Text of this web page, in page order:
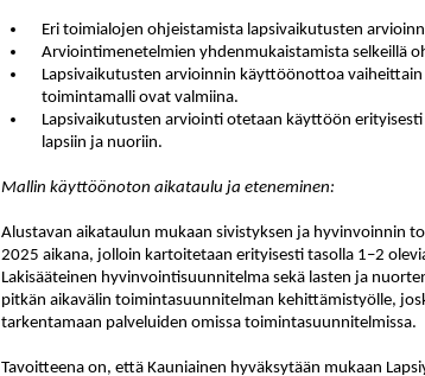
Eri toimialojen ohjeistamista lapsivaikutusten
Arviointimenetelmien yhdenmukaistamista selkeillä
Lapsivaikutusten arvioinnin käyttöönottoa
toimintamalli ovat valmiina.
Lapsivaikutusten arviointi otetaan käyttöön
lapsiin ja nuoriin.
Mallin käyttöönoton aikataulu ja eteneminen:
Alustavan aikataulun mukaan sivistyksen ja hyvinvoinnin
2025 aikana, jolloin kartoitetaan erityisesti tasolla 1–2
Lakisääteinen hyvinvointisuunnitelma sekä lasten ja
pitkän aikavälin toimintasuunnitelman kehittämistyölle,
tarkentamaan palveluiden omissa toimintasuunnitelmissa.
Tavoitteena on, että Kauniainen hyväksytään mukaan